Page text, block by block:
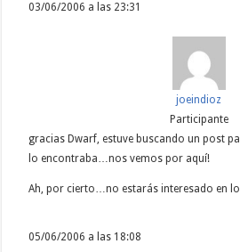
03/06/2006 a las 23:31
joeindioz
Participante
gracias Dwarf, estuve buscando un post
lo encontraba…nos vemos por aquí!
Ah, por cierto…no estarás interesado en
05/06/2006 a las 18:08